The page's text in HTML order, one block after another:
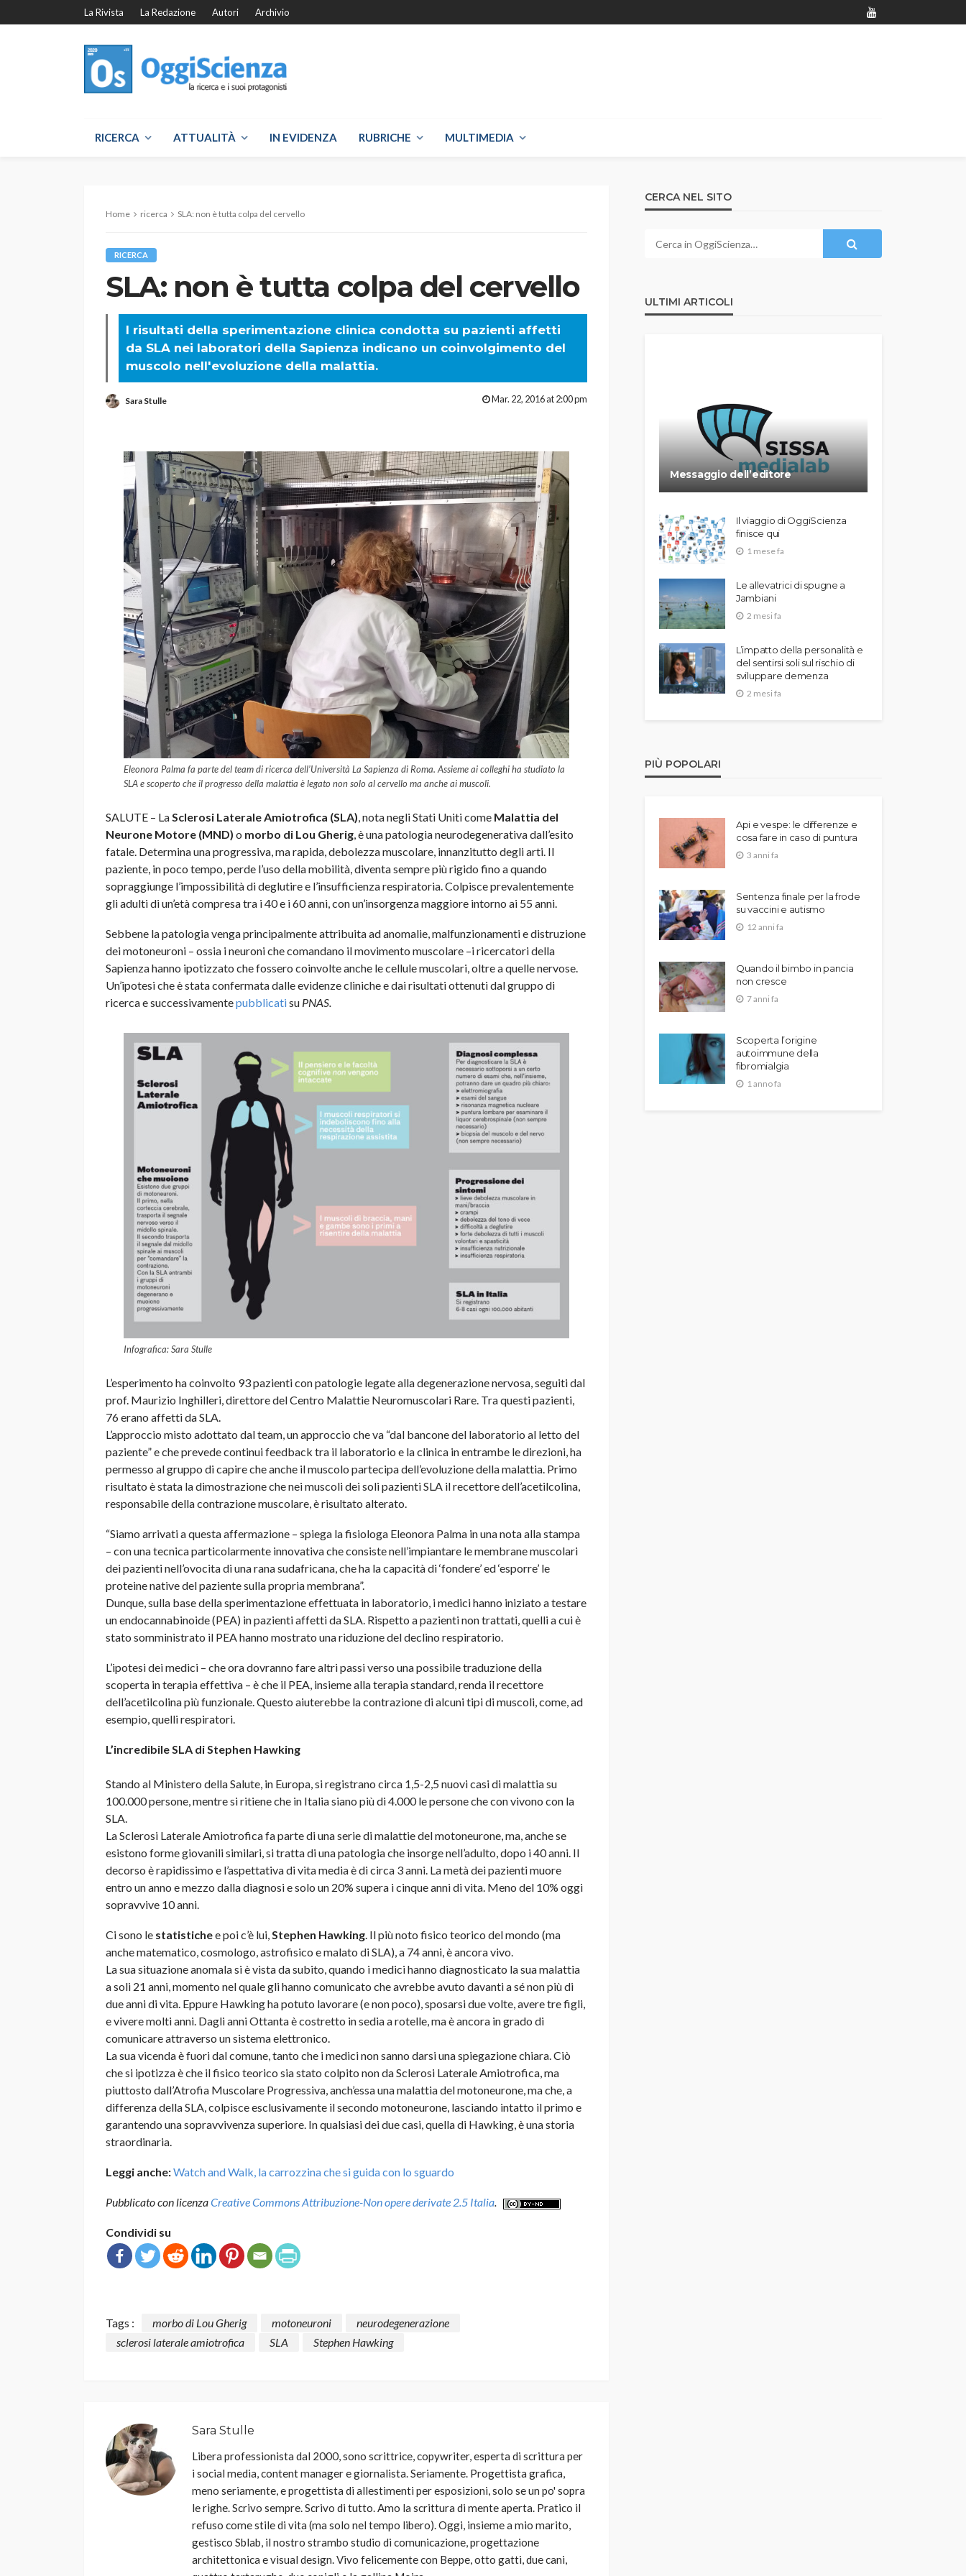
La Rivista La Redazione Autori Archivio
RICERCA ATTUALITÀ IN EVIDENZA RUBRICHE MULTIMEDIA
Home ricerca SLA: non è tutta colpa del cervello
RICERCA
SLA: non è tutta colpa del cervello
I risultati della sperimentazione clinica condotta su pazienti affetti
da SLA nei laboratori della Sapienza indicano un coinvolgimento del
muscolo nell'evoluzione della malattia.
Sara Stulle Mar. 22, 2016 at 2:00 pm
Eleonora Palma fa parte del team di ricerca dell’Università La Sapienza di Roma. Assieme ai colleghi ha studiato la
SLA e scoperto che il progresso della malattia è legato non solo al cervello ma anche ai muscoli.
SALUTE – LaSclerosi Laterale Amiotrofica (SLA), nota negli Stati Uniti come Malattia del
Neurone Motore (MND) o morbo di Lou Gherig, è una patologia neurodegenerativa dall’esito
fatale. Determina una progressiva, ma rapida, debolezza muscolare, innanzitutto degli arti. Il
paziente, in poco tempo, perde l’uso della mobilità, diventa sempre più rigido fino a quando
sopraggiunge l’impossibilità di deglutire e l’insufficienza respiratoria. Colpisce prevalentemente
gli adulti di un’età compresa tra i 40 e i 60 anni, con un’insorgenza maggiore intorno ai 55 anni.
Sebbene la patologia venga principalmente attribuita ad anomalie, malfunzionamenti e distruzione
dei motoneuroni – ossia i neuroni che comandano il movimento muscolare –i ricercatori della
Sapienza hanno ipotizzato che fossero coinvolte anche le cellule muscolari, oltre a quelle nervose.
Un’ipotesi che è stata confermata dalle evidenze cliniche e dai risultati ottenuti dal gruppo di
ricerca e successivamentepubblicatisu PNAS.
Infografica: Sara Stulle
L’esperimento ha coinvolto 93 pazienti con patologie legate alla degenerazione nervosa, seguiti dal
prof. Maurizio Inghilleri, direttore del Centro Malattie Neuromuscolari Rare. Tra questi pazienti,
76 erano affetti da SLA.
L’approccio misto adottato dal team, un approccio che va “dal bancone del laboratorio al letto del
paziente” e che prevede continui feedback tra il laboratorio e la clinica in entrambe le direzioni, ha
permesso al gruppo di capire che anche il muscolo partecipa dell’evoluzione della malattia. Primo
risultato è stata la dimostrazione che nei muscoli dei soli pazienti SLA il recettore dell’acetilcolina,
responsabile della contrazione muscolare, è risultato alterato.
“Siamo arrivati a questa affermazione – spiega la fisiologa Eleonora Palma in una nota alla stampa
– con una tecnica particolarmente innovativa che consiste nell’impiantare le membrane muscolari
dei pazienti nell’ovocita di una rana sudafricana, che ha la capacità di ‘fondere’ ed ‘esporre’ le
proteine native del paziente sulla propria membrana”.
Dunque, sulla base della sperimentazione effettuata in laboratorio, i medici hanno iniziato a testare
un endocannabinoide (PEA) in pazienti affetti da SLA. Rispetto a pazienti non trattati, quelli a cui è
stato somministrato il PEA hanno mostrato una riduzione del declino respiratorio.
L’ipotesi dei medici – che ora dovranno fare altri passi verso una possibile traduzione della
scoperta in terapia effettiva – è che il PEA, insieme alla terapia standard, renda il recettore
dell’acetilcolina più funzionale. Questo aiuterebbe la contrazione di alcuni tipi di muscoli, come, ad
esempio, quelli respiratori.
L’incredibile SLA di Stephen Hawking
Stando al Ministero della Salute, in Europa, si registrano circa 1,5-2,5 nuovi casi di malattia su
100.000 persone, mentre si ritiene che in Italia siano più di 4.000 le persone che con vivono con la
SLA.
La Sclerosi Laterale Amiotrofica fa parte di una serie di malattie del motoneurone, ma, anche se
esistono forme giovanili similari, si tratta di una patologia che insorge nell’adulto, dopo i 40 anni. Il
decorso è rapidissimo e l’aspettativa di vita media è di circa 3 anni. La metà dei pazienti muore
entro un anno e mezzo dalla diagnosi e solo un 20% supera i cinque anni di vita. Meno del 10% oggi
sopravvive 10 anni.
Ci sono le statistichee poi c’è lui,Stephen Hawking. Il più noto fisico teorico del mondo (ma
anche matematico, cosmologo, astrofisico e malato di SLA), a 74 anni, è ancora vivo.
La sua situazione anomala si è vista da subito, quando i medici hanno diagnosticato la sua malattia
a soli 21 anni, momento nel quale gli hanno comunicato che avrebbe avuto davanti a sé non più di
due anni di vita. Eppure Hawking ha potuto lavorare (e non poco), sposarsi due volte, avere tre figli,
e vivere molti anni. Dagli anni Ottanta è costretto in sedia a rotelle, ma è ancora in grado di
comunicare attraverso un sistema elettronico.
La sua vicenda è fuori dal comune, tanto che i medici non sanno darsi una spiegazione chiara. Ciò
che si ipotizza è che il fisico teorico sia stato colpito non da Sclerosi Laterale Amiotrofica, ma
piuttosto dall’Atrofia Muscolare Progressiva, anch’essa una malattia del motoneurone, ma che, a
differenza della SLA, colpisce esclusivamente il secondo motoneurone, lasciando intatto il primo e
garantendo una sopravvivenza superiore. In qualsiasi dei due casi, quella di Hawking, è una storia
straordinaria.
Leggi anche:Watch and Walk, la carrozzina che si guida con lo sguardo
Pubblicato con licenzaCreative Commons Attribuzione-Non opere derivate 2.5 Italia.
Condividi su
Tags : morbo di Lou Gherig motoneuroni
neurodegenerazione
sclerosi laterale amiotrofica
SLA Stephen Hawking
Sara Stulle
Libera professionista dal 2000, sono scrittrice, copywriter, esperta di scrittura per
i social media, content manager e giornalista. Seriamente. Progettista grafica,
meno seriamente, e progettista di allestimenti per esposizioni, solo se un po' sopra
le righe. Scrivo sempre. Scrivo di tutto. Amo la scrittura di mente aperta. Pratico il
refuso come stile di vita (ma solo nel tempo libero). Oggi, insieme a mio marito,
gestisco Sblab, il nostro strambo studio di comunicazione, progettazione
architettonica e visual design. Vivo felicemente con Beppe, otto gatti, due cani,
CERCA NEL SITO
ULTIMI ARTICOLI
Messaggio dell’editore
Il viaggio di OggiScienza
finisce qui
1 mese fa
Le allevatrici di spugne a
Jambiani
2 mesi fa
L’impatto della personalità e
del sentirsi soli sul rischio di
sviluppare demenza
2 mesi fa
PIÙ POPOLARI
Api e vespe: le differenze e
cosa fare in caso di puntura
3 anni fa
Sentenza finale per la frode
su vaccini e autismo
12 anni fa
Quando il bimbo in pancia
non cresce
7 anni fa
Scoperta l’origine
autoimmune della
fibromialgia
1 anno fa